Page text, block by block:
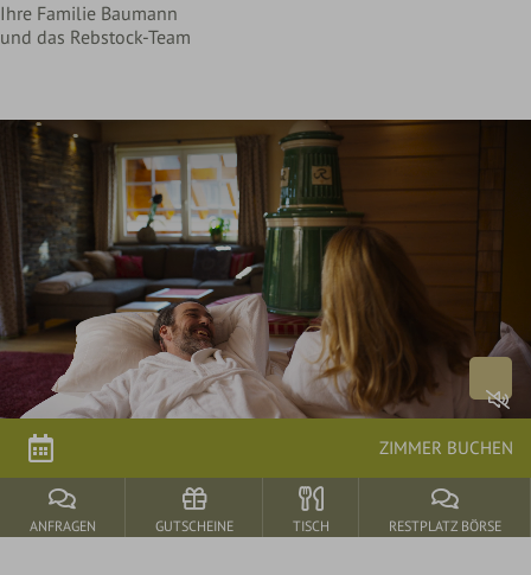
Ihre Familie Baumann
und das Rebstock-Team
ZIMMER BUCHEN
ANFRAGEN GUTSCHEINE TISCH RESTPLATZ BÖRSE
buchen
Rebstock-
Wohlfühlleistungen
Restplatzbörse
Arrangements
parkSPA
Genuss
&
Feiern